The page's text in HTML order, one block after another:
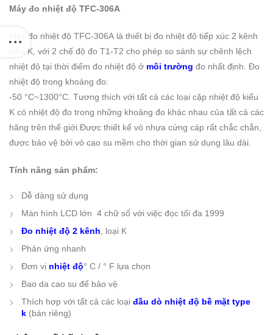
Máy đo nhiệt độ TFC-306A
Máy đo nhiệt độ TFC-306A là thiết bị đo nhiệt độ tiếp xúc 2 kênh
kiểu K, với 2 chế độ đo T1-T2 cho phép so sánh sự chênh lệch
nhiệt độ tại thời điểm đo nhiệt độ ở môi trường đo nhất định. Đo
nhiệt độ trong khoảng đo:
-50 °C~1300°C. Tương thích với tất cả các loại cặp nhiệt độ kiểu
K có nhiệt độ đo trong những khoảng đo khác nhau của tất cả các
hãng trên thế giới.Được thiết kế vỏ nhựa cứng cáp rất chắc chắn,
được bảo vệ bởi vỏ cao su mềm cho thời gian sử dụng lâu dài.
Tính năng sản phẩm:
Dễ dàng sử dụng
Màn hình LCD lớn 4 chữ số với việc đọc tối đa 1999
Đo nhiệt độ 2 kênh , loại K
Phản ứng nhanh
Đơn vị nhiệt độ° C / ° F lựa chọn
Bao da cao su để bảo vệ
Thích hợp với tất cả các loại đầu dò nhiệt độ bề mặt type
k (bán riêng)